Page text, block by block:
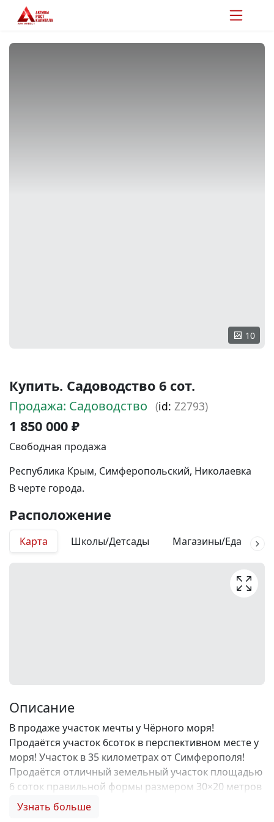
10
Купить. Садоводство 6 сот.
Продажа: Садоводство (id: Z2793)
1 850 000 ₽
Свободная продажа
Республика Крым, Симферопольский, Николаевка
В черте города.
Расположение
Карта Школы/Детсады Магазины/Еда
Описание
В продаже участок мечты у Чёрного моря!
Продаётся участок 6соток в перспективном месте у
моря! Участок в 35 километрах от Симферополя!
Продаётся отличный земельный участок площадью
6 соток правильной формы размером 30×20 метров
в живописном посёлке Николаевка. Расположенный
Узнать больше